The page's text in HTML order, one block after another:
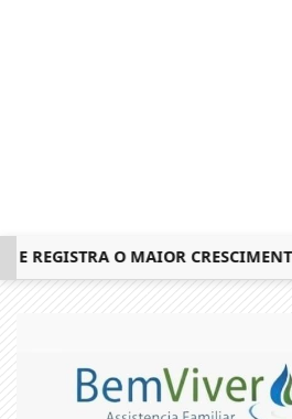
O MAIOR CRESCIMENTO